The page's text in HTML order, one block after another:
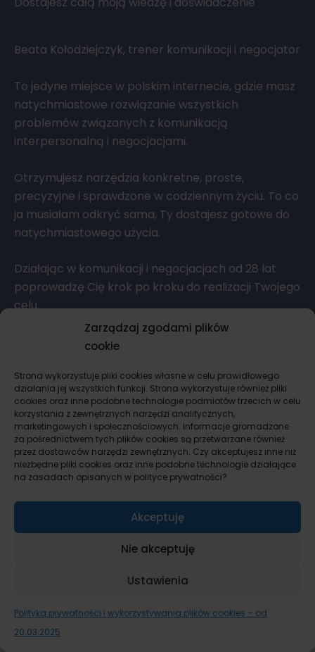
Zarządzaj zgodami plików
cookie
Strona wykorzystuje pliki cookies własne w celu prawidłowego
działania jej wszystkich funkcji. Strona wykorzystuje również pliki
cookies oraz inne podobne technologie podmiotów trzecich w celu
korzystania z zewnętrznych narzędzi analitycznych,
marketingowych i społecznościowych. Informacje gromadzone
za pośrednictwem tych plików cookies są przetwarzane również
przez dostawców narzędzi zewnętrznych. Czy akceptujesz inne niż
niezbędne pliki cookies oraz inne podobne technologie działające
na zasadach opisanych w polityce prywatności?
Akceptuję
Nie akceptuję
Ustawienia
Polityka prywatności i wykorzystywania plików cookies – od
20.03.2025
Beata Kołodziejczyk, trener komunikacji i negocjator
To jedyne miejsce w polskim internecie, gdzie masz
natychmiastowe rozwiązanie wszystkich
problemów związanych z komunikacją
interpersonalną i negocjacjami.
Otrzymujesz narzędzia konkretne, proste,
precyzyjne i sprawdzone w codziennym życiu. To co
ja musiałam odkryć sama, Ty dostajesz gotowe do
natychmiastowego użycia.
Działając w komunikacji i negocjacjach od 28 lat
poprowadzę Cię krok po kroku do realizacji Twojego
celu.
Szybko i bezstresowo.
komunikacji międzyludzkiej dowiesz się ode mnie
dużo więcej niż z oficjalnych artykułów.
Obserwuj mnie w mediach społecznościowych,
poznaj mnie lepiej i sprawdź, ile nauczysz się od
osoby, która robi to w praktyce.
Facebook InstagramPinterest YouTube TikTok